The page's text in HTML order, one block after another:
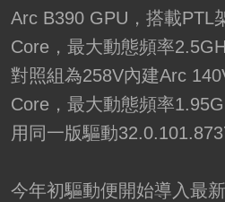
Arc B390 GPU，搭載PTL
Core，最大動態頻率
對照組為258V內建Arc
Core，最大動態頻率
用同一版驅動
今年初驅動便開始導入最